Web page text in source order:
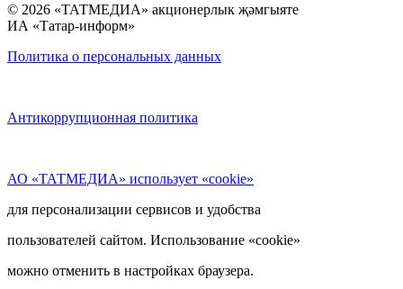
© 2026 «ТАТМЕДИА» акционерлык җәмгыяте
ИА «Татар-информ»
Политика о персональных данных
Антикоррупционная политика
АО «ТАТМЕДИА» использует «cookie»
для персонализации сервисов и удобства
пользователей сайтом. Использование «cookie»
можно отменить в настройках браузера.